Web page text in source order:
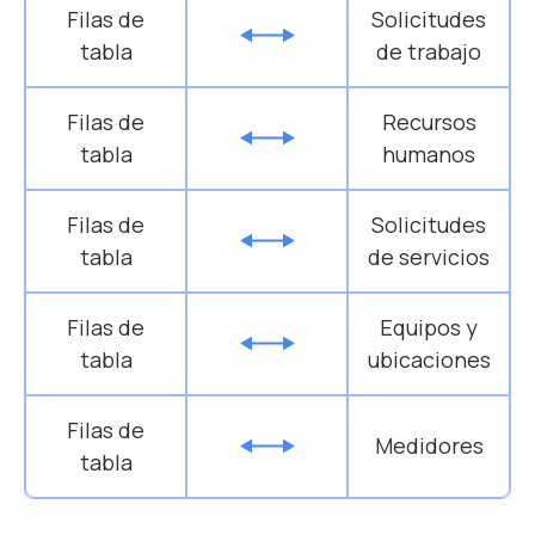
Filas de
tabla
Solicitudes
de trabajo
Filas de
tabla
Recursos
humanos
Filas de
tabla
Solicitudes
de servicios
Filas de
tabla
Equipos y
ubicaciones
Filas de
tabla
Medidores